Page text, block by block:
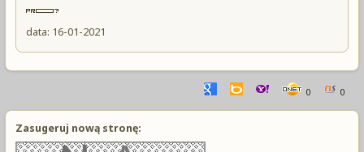
data: 16-01-2021
0 0
Zasugeruj nową stronę: